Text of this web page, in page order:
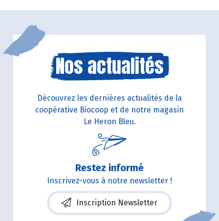
Nos actualités
Découvrez les dernières actualités de la
coopérative Biocoop et de notre magasin
Le Heron Bleu.
Restez informé
Inscrivez-vous à notre newsletter !
Inscription Newsletter